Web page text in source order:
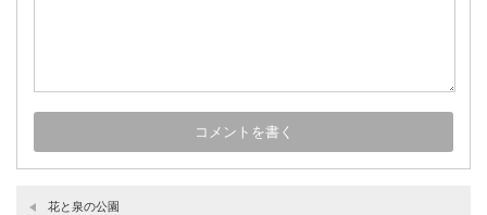
花と泉の公園